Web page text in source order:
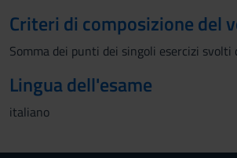
Criteri di composizione del
Somma dei punti dei singoli esercizi
Lingua dell'esame
italiano